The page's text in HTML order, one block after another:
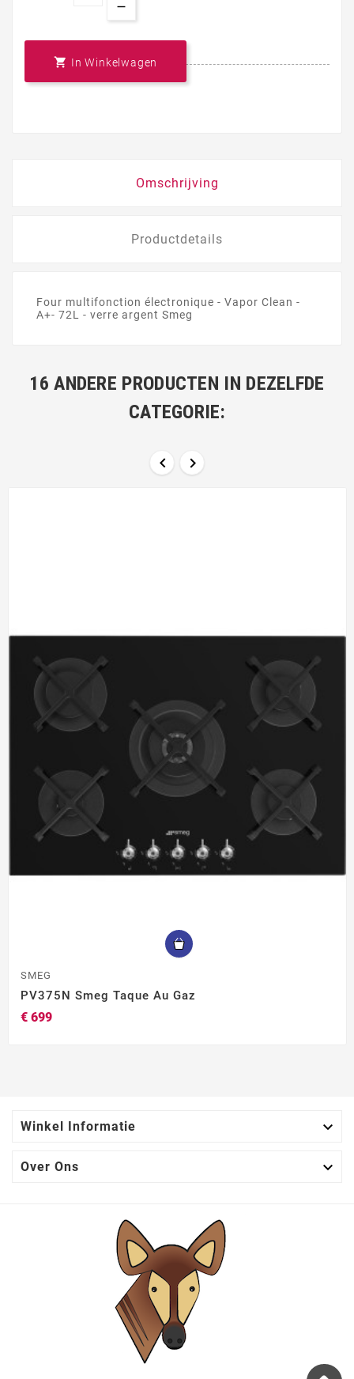
 In Winkelwagen
Omschrijving
Productdetails
Four multifonction électronique - Vapor Clean -
A+- 72L - verre argent Smeg
16 ANDERE PRODUCTEN IN DEZELFDE
CATEGORIE:
 
SMEG
PV375N Smeg Taque Au Gaz
€ 699
Winkel Informatie 
Over Ons 